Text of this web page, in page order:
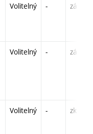
Volitelný - zá
Volitelný - zá
Volitelný - zk